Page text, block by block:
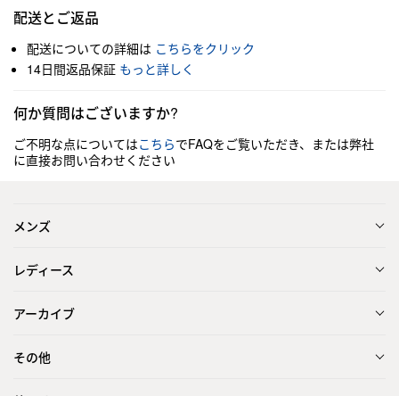
配送とご返品
配送についての詳細は こちらをクリック
14日間返品保証 もっと詳しく
何か質問はございますか?
ご不明な点についてはこちらでFAQをご覧いただき、または弊社
に直接お問い合わせください
メンズ
レディース
アーカイブ
その他